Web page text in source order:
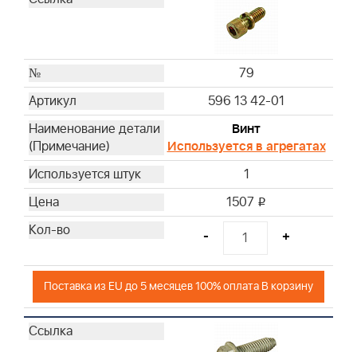
79
596 13 42-01
Винт
Используется в агрегатах
1
1507 i
- +
Поставка из EU до 5 месяцев 100% оплата В корзину